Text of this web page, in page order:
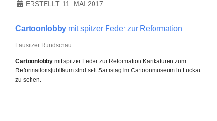
ERSTELLT: 11. MAI 2017
Cartoonlobby mit spitzer Feder zur Reformation
Lausitzer Rundschau
Cartoonlobby mit spitzer Feder zur Reformation Karikaturen zum
Reformationsjubiläum sind seit Samstag im Cartoonmuseum in Luckau
zu sehen.